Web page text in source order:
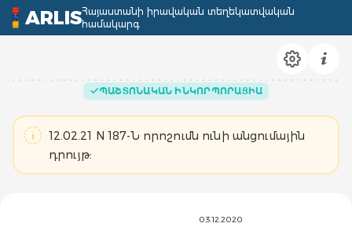
ARLISՀայաստանի իրավական տեղեկատվական
համակարգ
ՊԱՇՏՈՆԱԿԱՆ ԻՆԿՈՐՊՈՐԱՑԻԱ
12.02.21 N 187-Ն որոշումն ունի անցումային
դրույթ:
03.12.2020